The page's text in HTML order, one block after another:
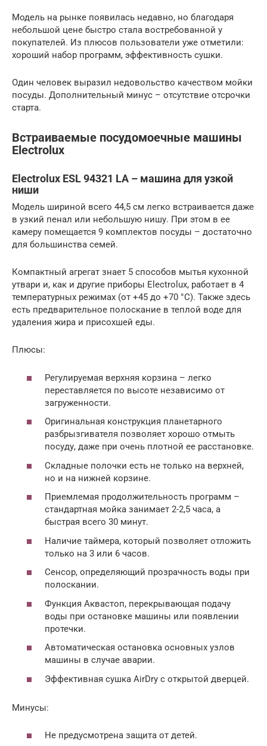
Модель на рынке появилась недавно, но благодаря
небольшой цене быстро стала востребованной у
покупателей. Из плюсов пользователи уже отметили:
хороший набор программ, эффективность сушки.
Один человек выразил недовольство качеством мойки
посуды. Дополнительный минус – отсутствие отсрочки
старта.
Встраиваемые посудомоечные машины
Electrolux
Electrolux ESL 94321 LA – машина для узкой
ниши
Модель шириной всего 44,5 см легко встраивается даже
в узкий пенал или небольшую нишу. При этом в ее
камеру помещается 9 комплектов посуды – достаточно
для большинства семей.
Компактный агрегат знает 5 способов мытья кухонной
утвари и, как и другие приборы Electrolux, работает в 4
температурных режимах (от +45 до +70 °С). Также здесь
есть предварительное полоскание в теплой воде для
удаления жира и присохшей еды.
Плюсы:
Регулируемая верхняя корзина – легко
переставляется по высоте независимо от
загруженности.
Оригинальная конструкция планетарного
разбрызгивателя позволяет хорошо отмыть
посуду, даже при очень плотной ее расстановке.
Складные полочки есть не только на верхней,
но и на нижней корзине.
Приемлемая продолжительность программ –
стандартная мойка занимает 2-2,5 часа, а
быстрая всего 30 минут.
Наличие таймера, который позволяет отложить
только на 3 или 6 часов.
Сенсор, определяющий прозрачность воды при
полоскании.
Функция Аквастоп, перекрывающая подачу
воды при остановке машины или появлении
протечки.
Автоматическая остановка основных узлов
машины в случае аварии.
Эффективная сушка AirDry с открытой дверцей.
Минусы:
Не предусмотрена защита от детей.